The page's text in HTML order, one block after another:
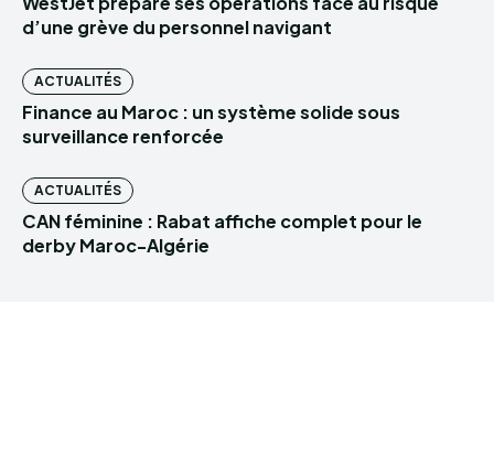
d’une grève du personnel navigant
ACTUALITÉS
Finance au Maroc : un système solide sous
surveillance renforcée
ACTUALITÉS
CAN féminine : Rabat affiche complet pour le
derby Maroc-Algérie